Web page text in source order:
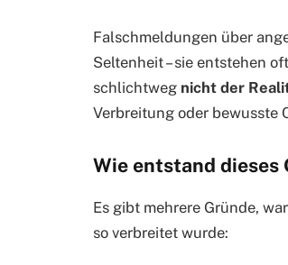
Falschmeldungen über
Seltenheit – sie entstehen
schlichtweg nicht der
Verbreitung oder bewusste
Wie entstand dieses
Es gibt mehrere Gründe,
so verbreitet wurde: